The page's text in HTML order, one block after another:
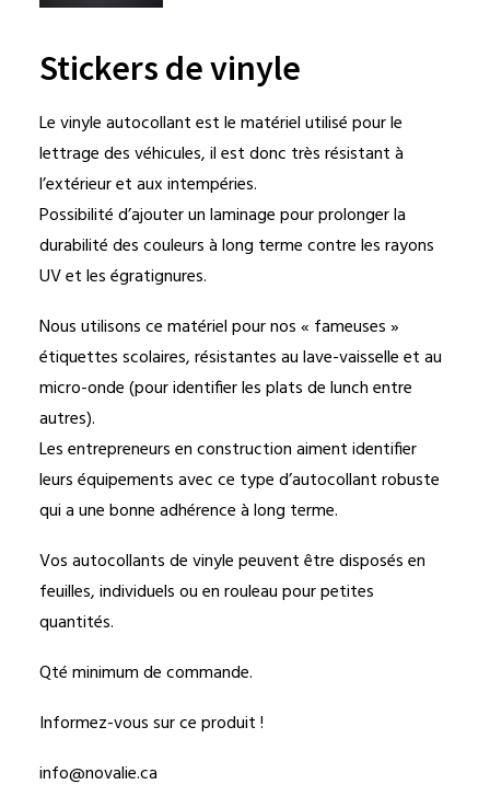
Stickers de vinyle
Le vinyle autocollant est le matériel utilisé pour le
lettrage des véhicules, il est donc très résistant à
l’extérieur et aux intempéries.
Possibilité d’ajouter un laminage pour prolonger la
durabilité des couleurs à long terme contre les rayons
UV et les égratignures.
Nous utilisons ce matériel pour nos « fameuses »
étiquettes scolaires, résistantes au lave-vaisselle et au
micro-onde (pour identifier les plats de lunch entre
autres).
Les entrepreneurs en construction aiment identifier
leurs équipements avec ce type d’autocollant robuste
qui a une bonne adhérence à long terme.
Vos autocollants de vinyle peuvent être disposés en
feuilles, individuels ou en rouleau pour petites
quantités.
Qté minimum de commande.
Informez-vous sur ce produit !
info@novalie.ca